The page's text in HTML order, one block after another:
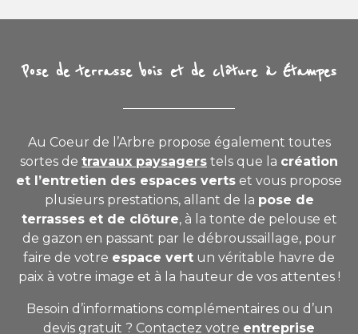
Pose de terrasse bois et de clôture à Étampes
Au Coeur de l’Arbre propose également toutes
sortes de travaux paysagers tels que la création
et l’entretien des espaces verts et vous propose
plusieurs prestations, allant de la pose de
terrasses et de clôture, à la tonte de pelouse et
de gazon en passant par le débroussaillage,pour
faire de votre espace vert un véritable havre de
paix à votre image et à la hauteur de vos attentes !
Besoin d’informations complémentaires ou d’un
devis gratuit ? Contactez votre entreprise